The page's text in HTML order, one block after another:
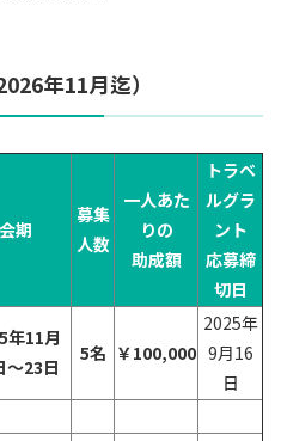
年11月迄）
会期
募集
人数
一人あた
りの
助成額
トラベ
ルグラ
ント
応募締
切日
年11月
～23日
5名 ￥100,000
2025年
9月16
日